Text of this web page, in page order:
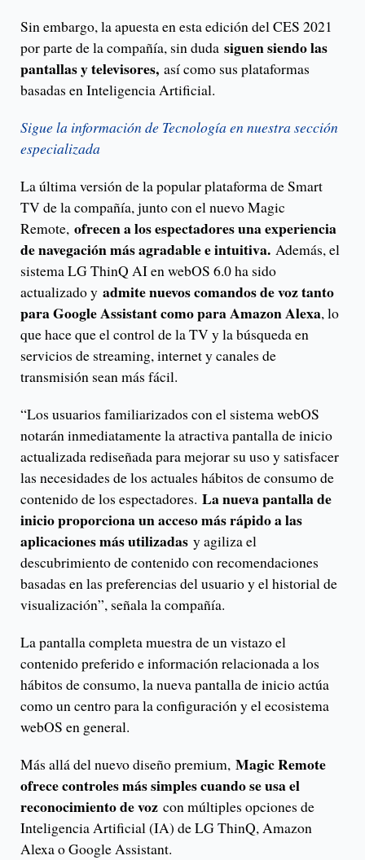
Sin embargo, la apuesta en esta edición del CES 2021
por parte de la compañía, sin duda siguen siendo las
pantallas y televisores, así como sus plataformas
basadas en Inteligencia Artificial.
Sigue la información de Tecnología en nuestra sección
especializada
La última versión de la popular plataforma de Smart
TV de la compañía, junto con el nuevo Magic
Remote, ofrecen a los espectadores una experiencia
de navegación más agradable e intuitiva. Además, el
sistema LG ThinQ AI en webOS 6.0 ha sido
actualizado y admite nuevos comandos de voz tanto
para Google Assistant como para Amazon Alexa, lo
que hace que el control de la TV y la búsqueda en
servicios de streaming, internet y canales de
transmisión sean más fácil.
“Los usuarios familiarizados con el sistema webOS
notarán inmediatamente la atractiva pantalla de inicio
actualizada rediseñada para mejorar su uso y satisfacer
las necesidades de los actuales hábitos de consumo de
contenido de los espectadores. La nueva pantalla de
inicio proporciona un acceso más rápido a las
aplicaciones más utilizadas y agiliza el
descubrimiento de contenido con recomendaciones
basadas en las preferencias del usuario y el historial de
visualización”, señala la compañía.
La pantalla completa muestra de un vistazo el
contenido preferido e información relacionada a los
hábitos de consumo, la nueva pantalla de inicio actúa
como un centro para la configuración y el ecosistema
webOS en general.
Más allá del nuevo diseño premium, Magic Remote
ofrece controles más simples cuando se usa el
reconocimiento de voz con múltiples opciones de
Inteligencia Artificial (IA) de LG ThinQ, Amazon
Alexa o Google Assistant.